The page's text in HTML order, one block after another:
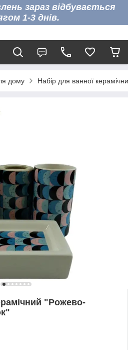
зараз відбувається
1-3 днів.
дому Набір для ванної
"Рожево-